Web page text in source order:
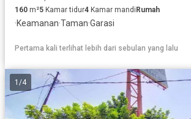
160 m²5 Kamar tidur4 Kamar mandiRumah
·Keamanan·Taman·Garasi
Pertama kali terlihat lebih dari sebulan yang lalu
1 /4